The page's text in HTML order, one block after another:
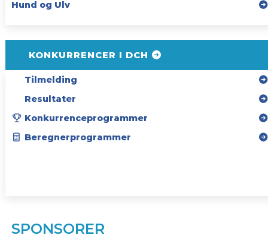
Hund og Ulv
KONKURRENCER I DCH
Tilmelding
Resultater
Konkurrenceprogrammer
Beregnerprogrammer
SPONSORER